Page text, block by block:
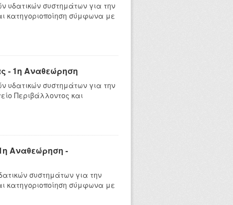
υδατικών συστημάτων για την
κατηγοριοποίηση σύμφωνα με
- 1η Αναθεώρηση
υδατικών συστημάτων για την
Περιβάλλοντος και
Αναθεώρηση -
συστημάτων για την
κατηγοριοποίηση σύμφωνα με